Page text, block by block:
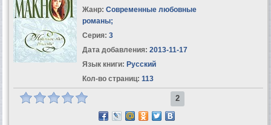
Жанр: Современные любовные
романы;
Серия: 3
Дата добавления: 2013-11-17
Язык книги: Русский
Кол-во страниц: 113
2